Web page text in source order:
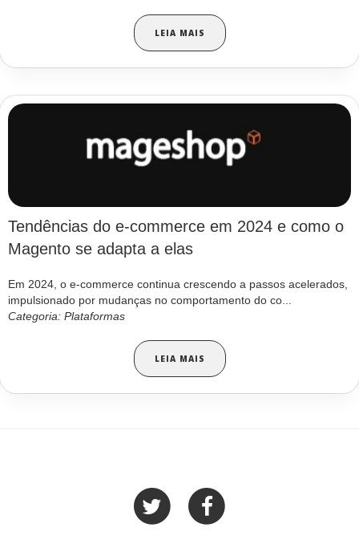
LEIA MAIS
Tendências do e-commerce em 2024 e como o
Magento se adapta a elas
Em 2024, o e-commerce continua crescendo a passos acelerados,
impulsionado por mudanças no comportamento do co...
Categoria: Plataformas
LEIA MAIS